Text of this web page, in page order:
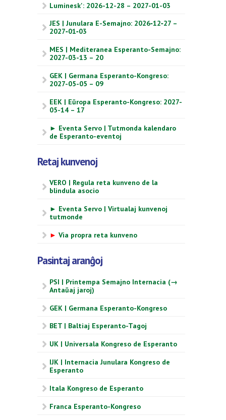
Luminesk': 2026-12-28 – 2027-01-03
JES | Junulara E-Semajno: 2026‑12‑27 –
2027‑01‑03
MES | Mediteranea Esperanto-Semajno:
2027-03-13 – 20
GEK | Germana Esperanto-Kongreso:
2027-05-05 – 09
EEK | Eŭropa Esperanto-Kongreso: 2027-
05-14 – 17
► Eventa Servo | Tutmonda kalendaro
de Esperanto-eventoj
Retaj kunvenoj
VERO | Regula reta kunveno de la
blindula asocio
► Eventa Servo | Virtualaj kunvenoj
tutmonde
► Via propra reta kunveno
Pasintaj aranĝoj
PSI | Printempa Semajno Internacia (→
Antaŭaj jaroj)
GEK | Germana Esperanto-Kongreso
BET | Baltiaj Esperanto-Tagoj
UK | Universala Kongreso de Esperanto
IJK | Internacia Junulara Kongreso de
Esperanto
Itala Kongreso de Esperanto
Franca Esperanto-Kongreso